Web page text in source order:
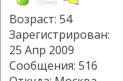
Возраст: 54
Зарегистрирован:
25 Апр 2009
Сообщения: 516